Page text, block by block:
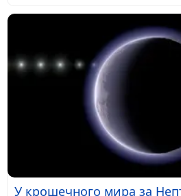
У крошечного мира за